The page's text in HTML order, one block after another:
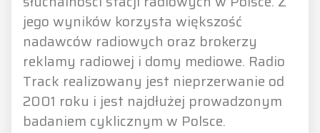
jego wyników korzysta większość
nadawców radiowych oraz brokerzy
reklamy radiowej i domy mediowe. Radio
Track realizowany jest nieprzerwanie od
2001 roku i jest najdłużej prowadzonym
badaniem cyklicznym w Polsce.